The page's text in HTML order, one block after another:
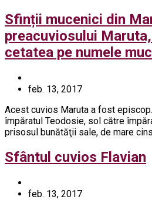
Sfinții mucenici din
preacuviosului
cetatea pe numele
feb. 13, 2017
Acest cuvios Maruta a fost
împăratul Teodosie, sol către
prisosul bunătăţii sale, de mare
Sfântul cuvios Flavian
feb. 13, 2017